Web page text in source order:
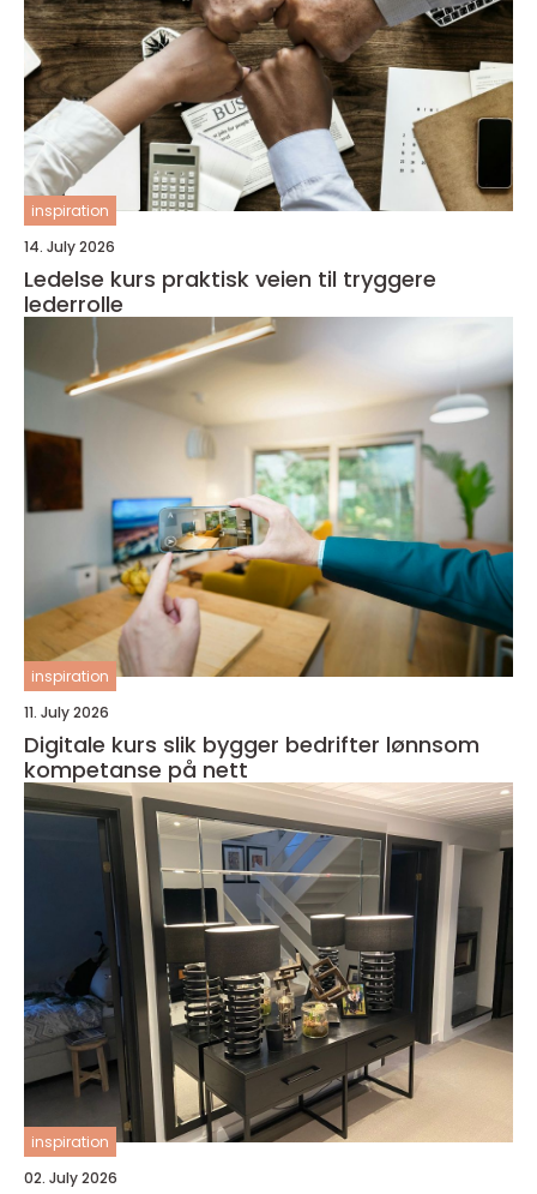
inspiration
14. July 2026
Ledelse kurs praktisk veien til tryggere
lederrolle
inspiration
11. July 2026
Digitale kurs slik bygger bedrifter lønnsom
kompetanse på nett
inspiration
02. July 2026